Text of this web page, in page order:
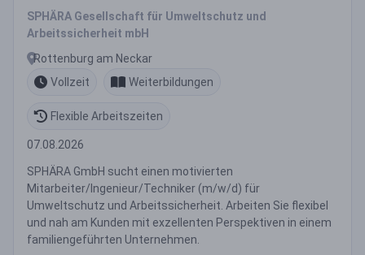
SPHÄRA Gesellschaft für Umweltschutz und
Arbeitssicherheit mbH
Rottenburg am Neckar
Vollzeit
Weiterbildungen
Flexible Arbeitszeiten
07.08.2026
SPHÄRA GmbH sucht einen motivierten
Mitarbeiter/Ingenieur/Techniker (m/w/d) für
Umweltschutz und Arbeitssicherheit. Arbeiten Sie flexibel
und nah am Kunden mit exzellenten Perspektiven in einem
familiengeführten Unternehmen.